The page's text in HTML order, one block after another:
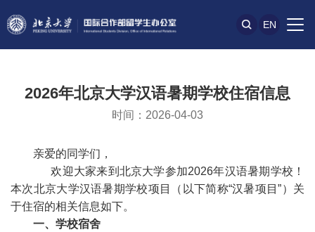
EN
2026年北京大学汉语暑期学校住宿信息
时间：2026-04-03
亲爱的同学们，
欢迎大家来到北京大学参加2026年汉语暑期学校！
本次北京大学汉语暑期学校项目（以下简称“汉暑项目”）关
于住宿的相关信息如下。
一、学校宿舍